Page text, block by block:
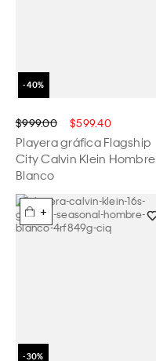
$999.00 $599.40
Playera gráfica Flagship
City Calvin Klein Hombre
Blanco
+